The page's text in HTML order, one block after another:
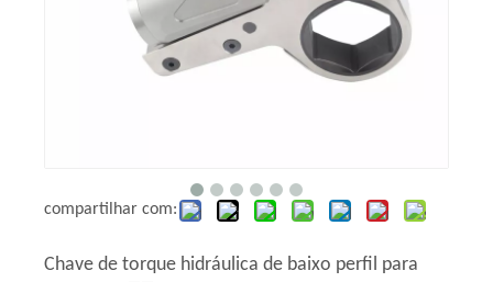
compartilhar com:
Chave de torque hidráulica de baixo perfil para